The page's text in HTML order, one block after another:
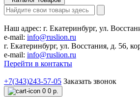
Наш адрес: г. Екатеринбург, ул.
e-mail: info@ruslion.ru
г. Екатеринбург, ул. Восстания, д. 56,
e-mail: info@ruslion.ru
Перейти в контакты
+7(343)243-57-05 Заказать звонок
0 0 р.